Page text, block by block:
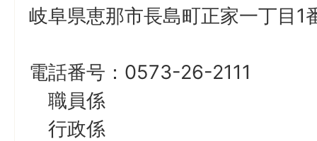
岐阜県恵那市長島町正家一丁目
電話番号：0573-26-2111
職員係
行政係